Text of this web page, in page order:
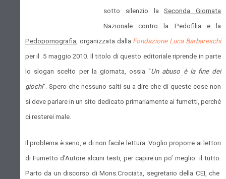
sotto silenzio laSeconda Giornata
Nazionale contro la Pedofilia e la
Pedopornografia , organizzata dalla Fondazione Luca Barbareschi
per il 5 maggio 2010. Il titolo di questo editoriale riprende in parte
lo slogan scelto per la giornata, ossia “Un abuso è la fine dei
giochi”. Spero che nessuno salti su a dire che di queste cose non
si deve parlare in un sito dedicato primariamente ai fumetti, perché
ci resterei male.
Il problema è serio, e di non facile lettura. Voglio proporre ai lettori
di Fumetto d’Autore alcuni testi, per capire un po’ meglio il tutto.
Parto da un discorso di Mons.Crociata, segretario della CEI, che